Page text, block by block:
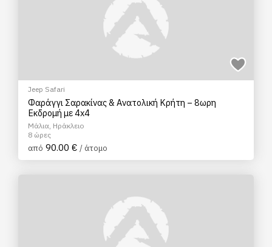
Jeep Safari
Φαράγγι Σαρακίνας & Ανατολική Κρήτη – 8ωρη
Εκδρομή με 4x4
Μάλια, Ηράκλειο
8 ώρες
από 90.00 € / άτομο